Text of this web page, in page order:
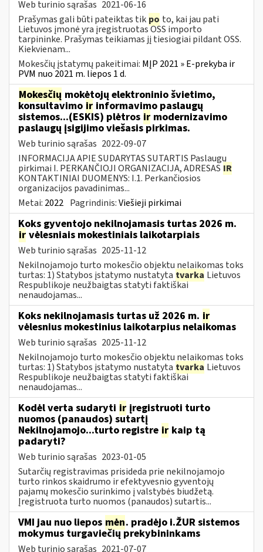
Web turinio sąrašas 2021-06-16
Prašymas gali būti pateiktas tik po to, kai jau pati
Lietuvos įmonė yra įregistruotas OSS importo
tarpininke. Prašymas teikiamas jį tiesiogiai pildant OSS.
Kiekvienam...
Mokesčių įstatymų pakeitimai: MĮP 2021 » E-prekyba ir
PVM nuo 2021 m. liepos 1 d.
Mokesčių mokėtojų elektroninio švietimo,
konsultavimo ir informavimo paslaugų
sistemos...(ESKIS) plėtros ir modernizavimo
paslaugų įsigijimo viešasis pirkimas.
Web turinio sąrašas 2022-09-07
INFORMACIJA APIE SUDARYTAS SUTARTIS Paslaugų
pirkimai I. PERKANČIOJI ORGANIZACIJA, ADRESAS IR
KONTAKTINIAI DUOMENYS: I.1. Perkančiosios
organizacijos pavadinimas...
Metai: 2022 Pagrindinis:Viešieji pirkimai
Koks gyventojo nekilnojamasis turtas 2026 m.
ir vėlesniais mokestiniais laikotarpiais
Web turinio sąrašas 2025-11-12
Nekilnojamojo turto mokesčio objektu nelaikomas toks
turtas: 1) Statybos įstatymo nustatyta tvarka Lietuvos
Respublikoje neužbaigtas statyti faktiškai
nenaudojamas...
Koks nekilnojamasis turtas už 2026 m. ir
vėlesnius mokestinius laikotarpius nelaikomas
Web turinio sąrašas 2025-11-12
Nekilnojamojo turto mokesčio objektu nelaikomas toks
turtas: 1) Statybos įstatymo nustatyta tvarka Lietuvos
Respublikoje neužbaigtas statyti faktiškai
nenaudojamas...
Kodėl verta sudaryti ir įregistruoti turto
nuomos (panaudos) sutartį
Nekilnojamojo...turto registre ir kaip tą
padaryti?
Web turinio sąrašas 2023-01-05
Sutarčių registravimas prisideda prie nekilnojamojo
turto rinkos skaidrumo ir efektyvesnio gyventojų
pajamų mokesčio surinkimo į valstybės biudžetą.
Įregistruota turto nuomos (panaudos) sutartis...
VMI jau nuo liepos mėn. pradėjo i.ŽUR sistemos
mokymus turgaviečių prekybininkams
Web turinio sąrašas 2021-07-07